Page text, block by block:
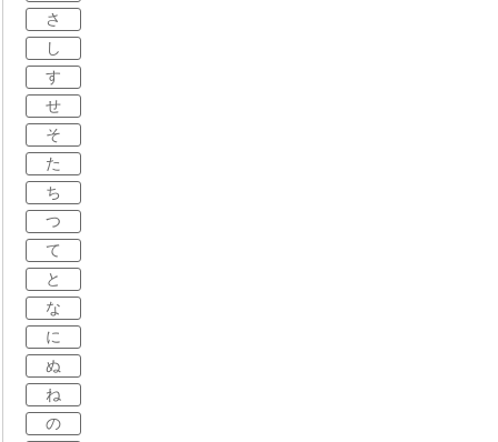
さ
し
す
せ
そ
た
ち
つ
て
と
な
に
ぬ
ね
の